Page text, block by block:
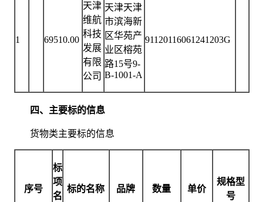
1 69510.00
天津
维航
科技
发展
有限
公司
天津天津
市滨海新
区华苑产
业区榕苑
路15号9-
B-1001-A
91120116061241203G
四、主要标的信息
货物类主要标的信息
序号
标
项
名
标的名称 品牌 数量 单价
规格型
号